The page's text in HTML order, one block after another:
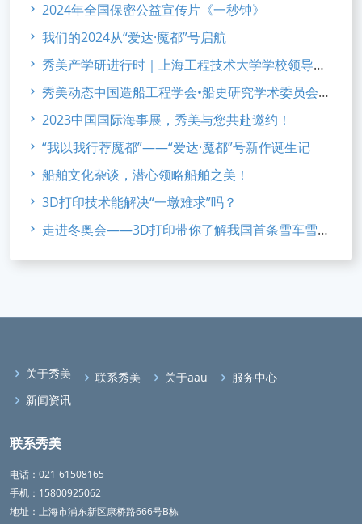
2024年全国保密公益宣传片《一秒钟》
我们的2024从“爱达·魔都”号启航
秀美产学研进行时｜上海工程技术大学学校领导访企考察
秀美动态中国造船工程学会•船史研究学术委员会2023年会
2023中国国际海事展，秀美与您共赴邀约！
“我以我行荐魔都”——“爱达·魔都”号新作诞生记
船舶文化杂谈，潜心领略船舶之美！
3D打印技术能解决“一墩难求”吗？
走进冬奥会——3D打印带你了解我国首条雪车雪橇赛道
关于秀美 联系秀美 关于aau
服务中心
新闻资讯
联系秀美
电话：021-61508165
手机：15800925062
地址：上海市浦东新区康桥路666号B栋